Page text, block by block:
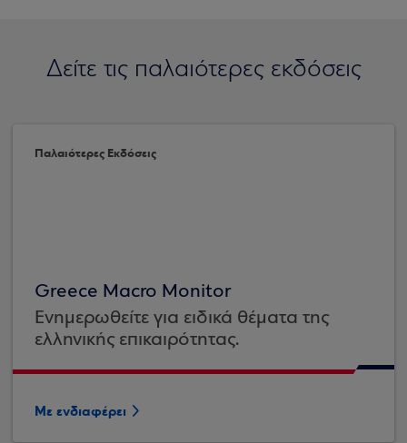
Δείτε τις παλαιότερες εκδόσεις
Παλαιότερες Εκδόσεις
Greece Macro Monitor
Ενημερωθείτε για ειδικά θέματα της
ελληνικής επικαιρότητας.
Με ενδιαφέρει